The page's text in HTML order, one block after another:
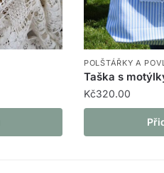
POLŠTÁŘKY A
Taška s
Kč320.00